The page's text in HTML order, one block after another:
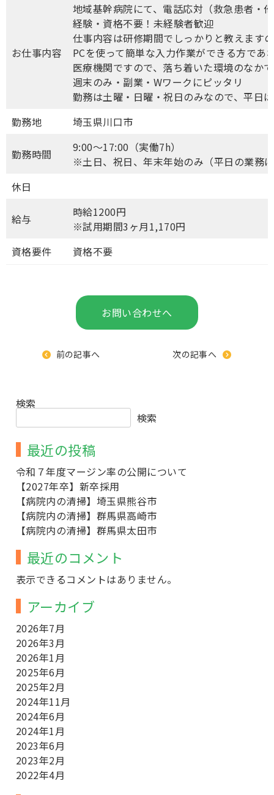
お仕事内容
地域基幹病院にて、電話応対（救急患者・
経験・資格不要！未経験者歓迎
仕事内容は研修期間でしっかりと教えます
PCを使って簡単な入力作業ができる方であ
医療機関ですので、落ち着いた環境のなか
週末のみ・副業・Wワークにピッタリ
勤務は土曜・日曜・祝日のみなので、平日
勤務地
埼玉県川口市
勤務時間
9:00～17:00（実働7h）
※土日、祝日、年末年始のみ（平日の業務
休日
給与
時給1200円
※試用期間3ヶ月1,170円
資格要件
資格不要
お問い合わせへ
前の記事へ 次の記事へ
検索
検索
最近の投稿
令和７年度マージン率の公開について
【2027年卒】新卒採用
【病院内の清掃】埼玉県熊谷市
【病院内の清掃】群馬県高崎市
【病院内の清掃】群馬県太田市
最近のコメント
表示できるコメントはありません。
アーカイブ
2026年7月
2026年3月
2026年1月
2025年6月
2025年2月
2024年11月
2024年6月
2024年1月
2023年6月
2023年2月
2022年4月